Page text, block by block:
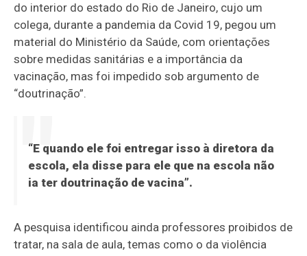
do interior do estado do Rio de Janeiro, cujo um
colega, durante a pandemia da Covid 19, pegou um
material do Ministério da Saúde, com orientações
sobre medidas sanitárias e a importância da
vacinação, mas foi impedido sob argumento de
“doutrinação”.
“E quando ele foi entregar isso à diretora da
escola, ela disse para ele que na escola não
ia ter doutrinação de vacina”.
A pesquisa identificou ainda professores proibidos de
tratar, na sala de aula, temas como o da violência